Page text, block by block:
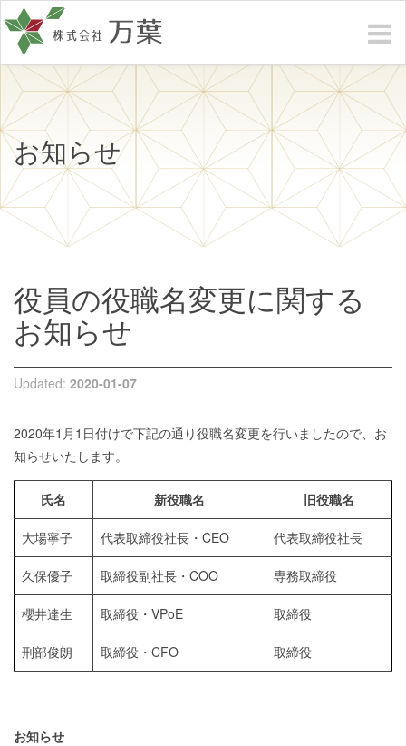
お知らせ
役員の役職名変更に関する
お知らせ
Updated: 2020-01-07
2020年1月1日付けで下記の通り役職名変更を行いましたので、お
知らせいたします。
氏名 新役職名 旧役職名
大場寧子 代表取締役社長・CEO 代表取締役社長
久保優子 取締役副社長・COO 専務取締役
櫻井達生 取締役・VPoE 取締役
刑部俊朗 取締役・CFO 取締役
お知らせ